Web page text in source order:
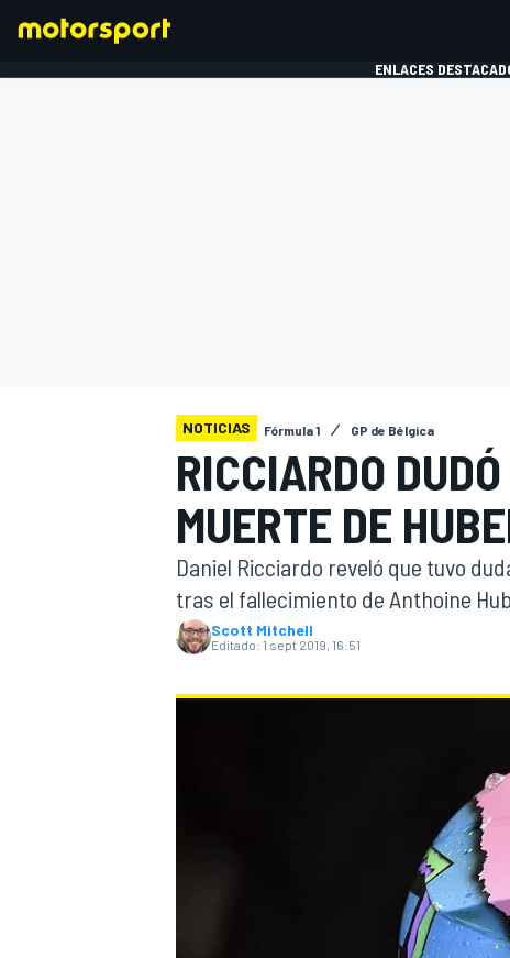
FÓRMULA E
ENLACES
NOTICIAS Fórmula 1 GP de Bélgica
RICCIARDO
MUERTE DE
Daniel Ricciardo reveló que tuvo
tras el fallecimiento de Anthoine
Scott Mitchell
Editado: 1 sept 2019, 16:51